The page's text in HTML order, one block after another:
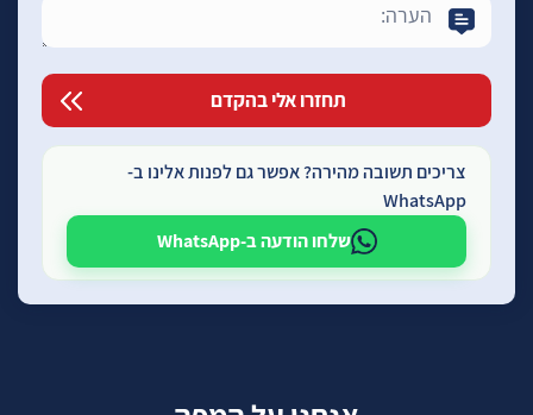
צריכים תשובה מהירה? אפשר גם לפנות אלינו ב-
WhatsApp
שלחו הודעה ב-WhatsApp